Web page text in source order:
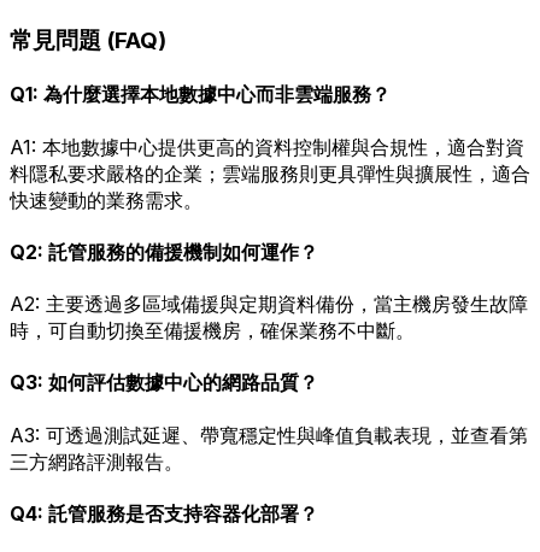
常見問題 (FAQ)
Q1: 為什麼選擇本地數據中心而非雲端服務？
A1: 本地數據中心提供更高的資料控制權與合規性，適合對資
料隱私要求嚴格的企業；雲端服務則更具彈性與擴展性，適合
快速變動的業務需求。
Q2: 託管服務的備援機制如何運作？
A2: 主要透過多區域備援與定期資料備份，當主機房發生故障
時，可自動切換至備援機房，確保業務不中斷。
Q3: 如何評估數據中心的網路品質？
A3: 可透過測試延遲、帶寬穩定性與峰值負載表現，並查看第
三方網路評測報告。
Q4: 託管服務是否支持容器化部署？